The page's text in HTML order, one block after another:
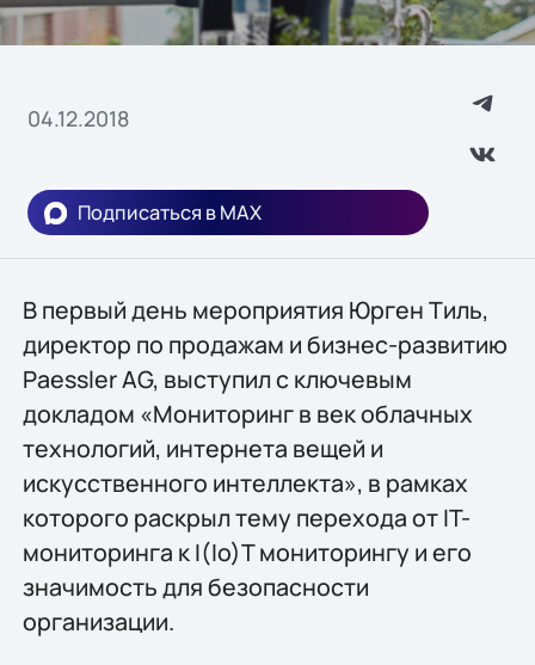
04.12.2018
Подписаться в MAX
В первый день мероприятия Юрген Тиль,
директор по продажам и бизнес-развитию
Paessler AG, выступил с ключевым
докладом «Мониторинг в век облачных
технологий, интернета вещей и
искусственного интеллекта», в рамках
которого раскрыл тему перехода от IT-
мониторинга к I(Io)T мониторингу и его
значимость для безопасности
организации.